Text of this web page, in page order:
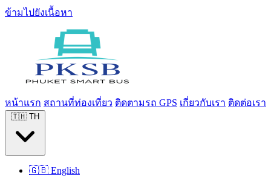
ข้ามไปยังเนื้อหา
หน้าแรก สถานที่ท่องเที่ยว ติดตามรถ GPS เกี่ยวกับเรา ติดต่อเรา
🇹🇭 TH
🇬🇧 English